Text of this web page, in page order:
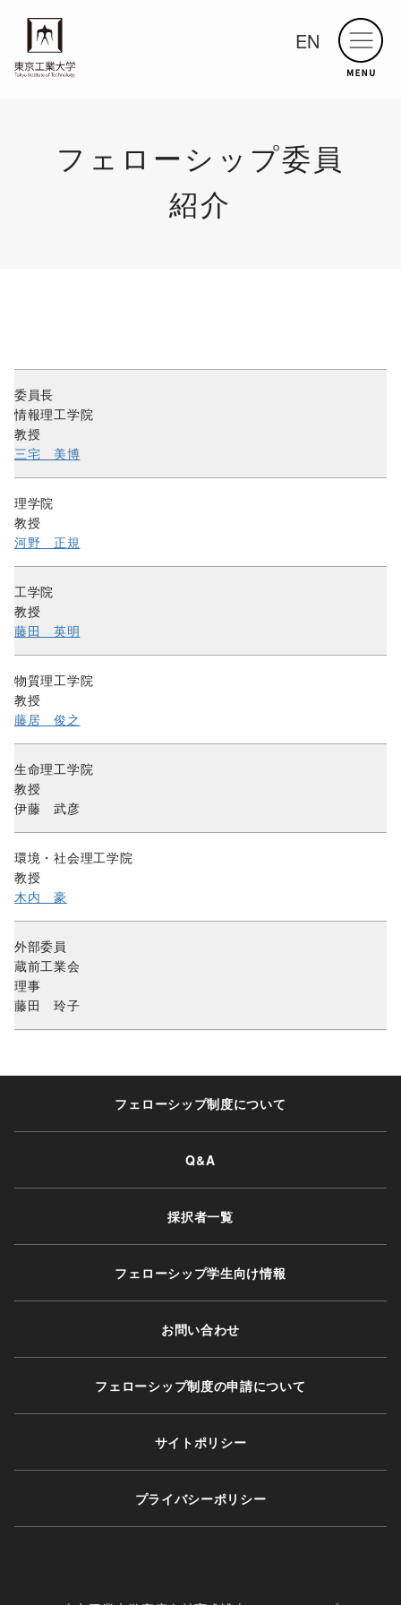
EN
フェローシップ委員
紹介
委員⻑
情報理工学院
教授
三宅 美博
理学院
教授
河野 正規
工学院
教授
藤田 英明
物質理工学院
教授
藤居 俊之
生命理工学院
教授
伊藤 武彦
環境・社会理工学院
教授
木内 豪
外部委員
蔵前工業会
理事
藤田 玲子
フェローシップ制度について
Q&A
採択者⼀覧
フェローシップ学生向け情報
お問い合わせ
フェローシップ制度の申請について
サイトポリシー
プライバシーポリシー